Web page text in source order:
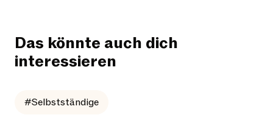
Das könnte auch dich
interessieren
#Selbstständige